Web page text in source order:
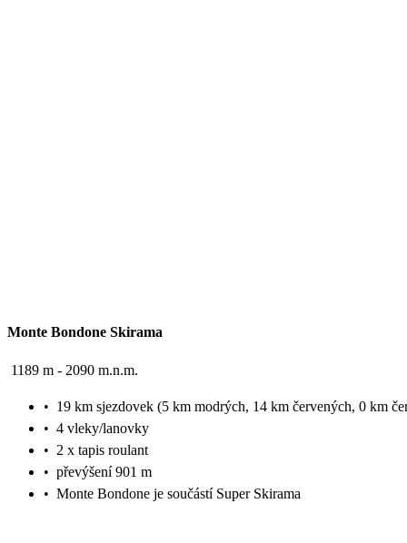
Monte Bondone Skirama
1189 m - 2090 m.n.m.
• 19 km sjezdovek (5 km modrých, 14 km červených, 0 km
• 4 vleky/lanovky
• 2 x tapis roulant
• převýšení 901 m
• Monte Bondone je součástí Super Skirama